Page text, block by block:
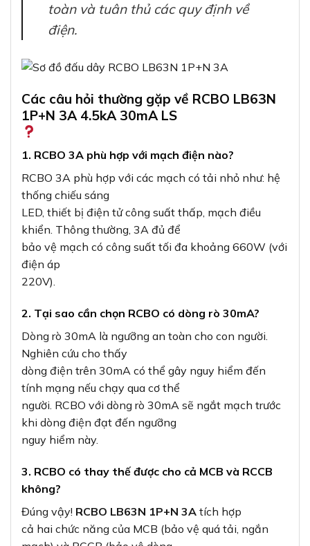
toàn và tuân thủ các quy định về
điện.
Các câu hỏi thường gặp về RCBO LB63N
1P+N 3A 4.5kA 30mA LS
1. RCBO 3A phù hợp với mạch điện nào?
RCBO 3A phù hợp với các mạch có tải nhỏ như: hệ
thống chiếu sáng
LED, thiết bị điện tử công suất thấp, mạch điều
khiển. Thông thường, 3A đủ để
bảo vệ mạch có công suất tối đa khoảng 660W (với
điện áp
220V).
2. Tại sao cần chọn RCBO có dòng rò 30mA?
Dòng rò 30mA là ngưỡng an toàn cho con người.
Nghiên cứu cho thấy
dòng điện trên 30mA có thể gây nguy hiểm đến
tính mạng nếu chạy qua cơ thể
người. RCBO với dòng rò 30mA sẽ ngắt mạch trước
khi dòng điện đạt đến ngưỡng
nguy hiểm này.
3. RCBO có thay thế được cho cả MCB và RCCB
không?
Đúng vậy! RCBO LB63N 1P+N 3A tích hợp
cả hai chức năng của MCB (bảo vệ quá tải, ngắn